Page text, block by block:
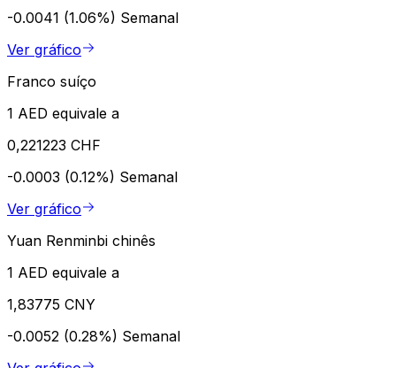
-0.0041 (1.06%) Semanal
Ver gráfico
Franco suíço
1 AED equivale a
0,221223 CHF
-0.0003 (0.12%) Semanal
Ver gráfico
Yuan Renminbi chinês
1 AED equivale a
1,83775 CNY
-0.0052 (0.28%) Semanal